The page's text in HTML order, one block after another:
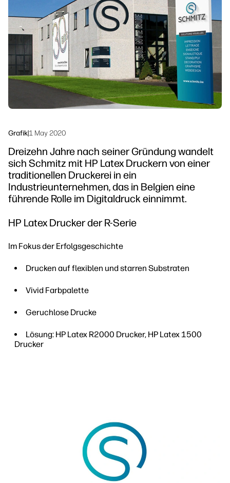
Workflow-Lösungen
Nachhaltigkeit
Grafik|1 May 2020
Dreizehn Jahre nach seiner Gründung wandelt
sich Schmitz mit HP Latex Druckern von einer
traditionellen Druckerei in ein
Industrieunternehmen, das in Belgien eine
führende Rolle im Digitaldruck einnimmt.
HP Latex Drucker der R-Serie
Im Fokus der Erfolgsgeschichte
Drucken auf flexiblen und starren Substraten
Vivid Farbpalette
Geruchlose Drucke
Lösung: HP Latex R2000 Drucker, HP Latex 1500
Drucker